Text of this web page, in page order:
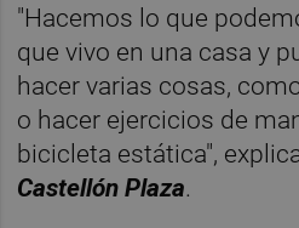
"Hacemos lo que
que vivo en una casa y
hacer varias cosas,
o hacer ejercicios de
bicicleta estática",
Castellón Plaza.